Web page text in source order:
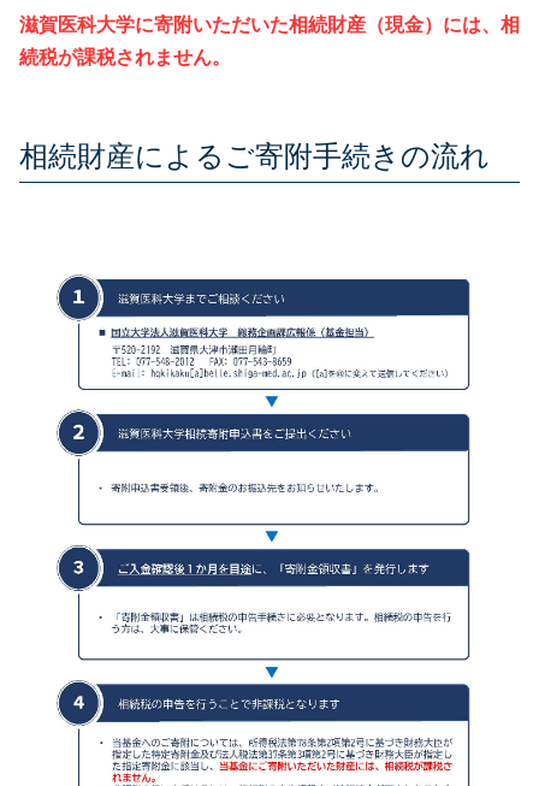
滋賀医科大学に寄附いただいた相続財産（現金）には、相
続税が課税されません。
相続財産によるご寄附手続きの流れ